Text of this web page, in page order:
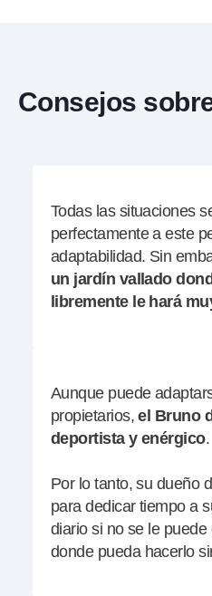
Consejos
Todas las situaciones
perfectamente a este
adaptabilidad. Sin
un jardín vallado
libremente le hará
Aunque puede
propietarios,el Bruno
deportista y enérgico.
Por lo tanto, su dueño
para dedicar tiempo a
diario si no se le
donde pueda hacerlo